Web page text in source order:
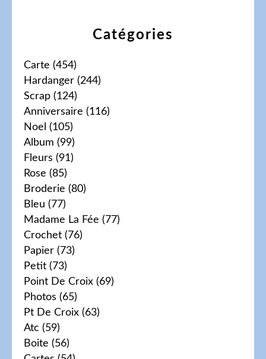
Catégories
Carte (454)
Hardanger (244)
Scrap (124)
Anniversaire (116)
Noel (105)
Album (99)
Fleurs (91)
Rose (85)
Broderie (80)
Bleu (77)
Madame La Fée (77)
Crochet (76)
Papier (73)
Petit (73)
Point De Croix (69)
Photos (65)
Pt De Croix (63)
Atc (59)
Boite (56)